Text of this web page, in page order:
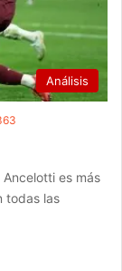
Análisis
es más
todas las